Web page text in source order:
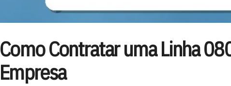
Como Contratar uma Linha
Empresa